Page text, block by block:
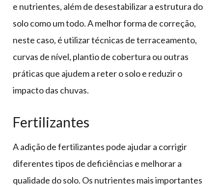
e nutrientes, além de desestabilizar a estrutura do
solo como um todo. A melhor forma de correção,
neste caso, é utilizar técnicas de terraceamento,
curvas de nível, plantio de cobertura ou outras
práticas que ajudem a reter o solo e reduzir o
impacto das chuvas.
Fertilizantes
A adição de fertilizantes pode ajudar a corrigir
diferentes tipos de deficiências e melhorar a
qualidade do solo. Os nutrientes mais importantes